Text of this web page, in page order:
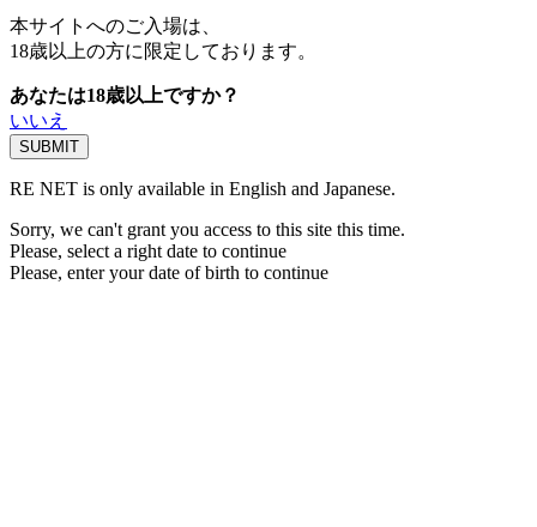
本サイトへのご入場は、
18歳以上の方に限定しております。
あなたは18歳以上ですか？
いいえ
RE NET is only available in English and Japanese.
Sorry, we can't grant you access to this site this time.
Please, select a right date to continue
Please, enter your date of birth to continue